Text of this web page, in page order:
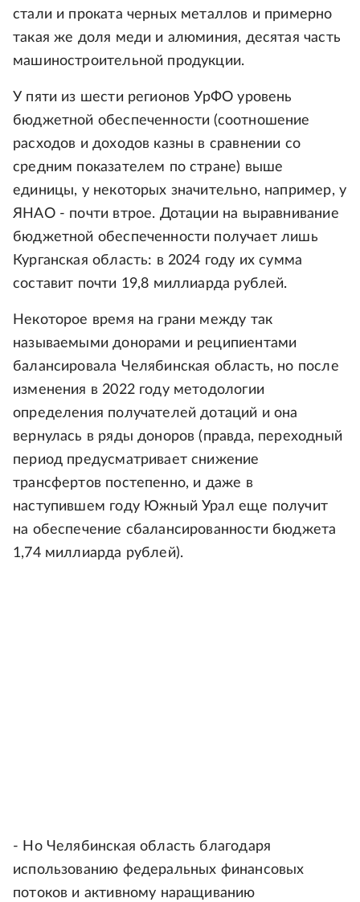
стали и проката черных металлов и примерно
такая же доля меди и алюминия, десятая часть
машиностроительной продукции.
У пяти из шести регионов УрФО уровень
бюджетной обеспеченности (соотношение
расходов и доходов казны в сравнении со
средним показателем по стране) выше
единицы, у некоторых значительно, например, у
ЯНАО - почти втрое. Дотации на выравнивание
бюджетной обеспеченности получает лишь
Курганская область: в 2024 году их сумма
составит почти 19,8 миллиарда рублей.
Некоторое время на грани между так
называемыми донорами и реципиентами
балансировала Челябинская область, но после
изменения в 2022 году методологии
определения получателей дотаций и она
вернулась в ряды доноров (правда, переходный
период предусматривает снижение
трансфертов постепенно, и даже в
наступившем году Южный Урал еще получит
на обеспечение сбалансированности бюджета
1,74 миллиарда рублей).
- Но Челябинская область благодаря
использованию федеральных финансовых
потоков и активному наращиванию